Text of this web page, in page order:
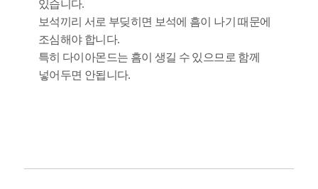
있습니다.
보석끼리 서로 부딪히면 보석에 흠이 나기 때문에
조심해야 합니다.
특히 다이아몬드는 흠이 생길 수 있으므로 함께
넣어두면 안됩니다.